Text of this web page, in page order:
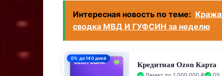
Интересная новость по теме: Кража
сводка МВД И ГУФСИН за неделю
0% до 140 дней
Кредитная Ozon Карта